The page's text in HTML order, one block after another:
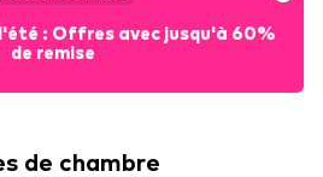
: Offres avec jusqu'à 60%
de remise
de chambre